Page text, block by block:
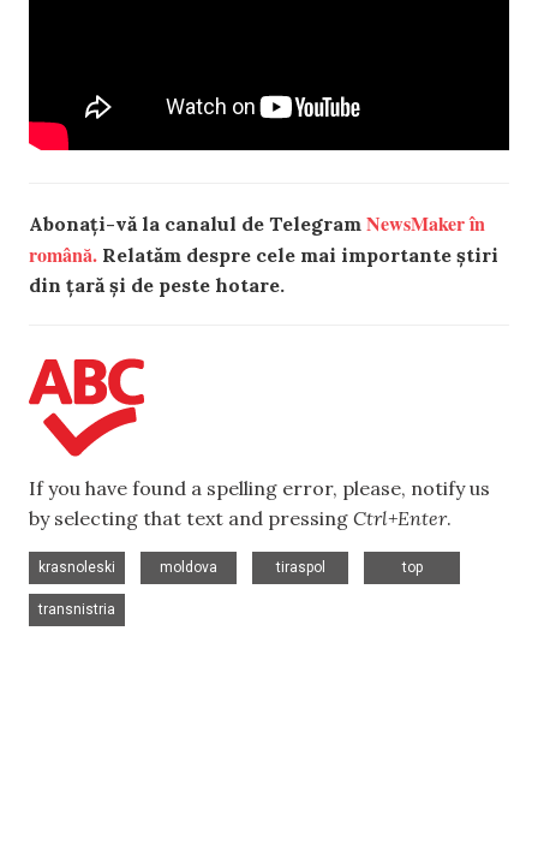
Abonați-vă la canalul de Telegram NewsMaker în
română. Relatăm despre cele mai importante știri
din țară și de peste hotare.
If you have found a spelling error, please, notify us
by selecting that text and pressing Ctrl+Enter.
krasnoleski
moldova
tiraspol
top
transnistria